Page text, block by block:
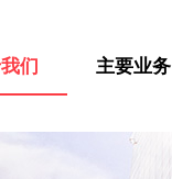
们 主要业务